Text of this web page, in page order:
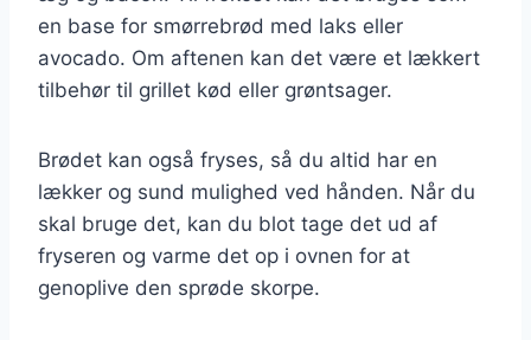
en base for smørrebrød med laks eller
avocado. Om aftenen kan det være et lækkert
tilbehør til grillet kød eller grøntsager.
Brødet kan også fryses, så du altid har en
lækker og sund mulighed ved hånden. Når du
skal bruge det, kan du blot tage det ud af
fryseren og varme det op i ovnen for at
genoplive den sprøde skorpe.